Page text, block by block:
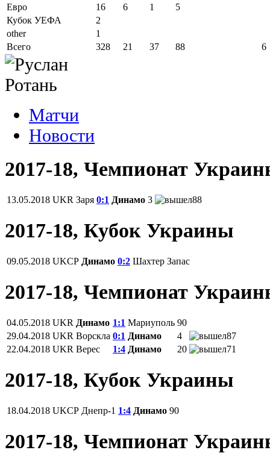
Евро 16 6 1
5
Кубок УЕФА
2
other
1
Всего
328 21 37 88 6
Матчи
Новости
2017-18, Чемпионат
13.05.2018 UKR Заря 0:1 Динамо 3 88
2017-18, Кубок Украины
09.05.2018 UKCP Динамо 0:2 Шахтер Запас
2017-18, Чемпионат
04.05.2018 UKR Динамо 1:1 Мариуполь 90
29.04.2018 UKR Ворскла 0:1 Динамо 4
87
22.04.2018 UKR Верес 1:4 Динамо 20 71
2017-18, Кубок Украины
18.04.2018 UKCP Днепр-1 1:4 Динамо 90
2017-18, Чемпионат